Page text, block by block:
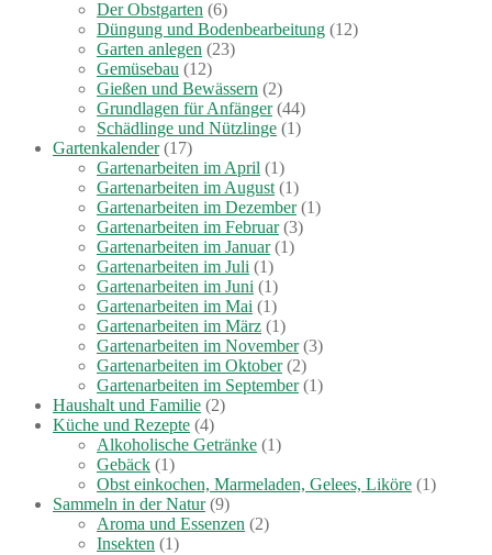
Der Obstgarten (6)
Düngung und Bodenbearbeitung (12)
Garten anlegen (23)
Gemüsebau (12)
Gießen und Bewässern (2)
Grundlagen für Anfänger(44)
Schädlinge und Nützlinge (1)
Gartenkalender(17)
Gartenarbeiten im April (1)
Gartenarbeiten im August (1)
Gartenarbeiten im Dezember(1)
Gartenarbeiten im Februar(3)
Gartenarbeiten im Januar(1)
Gartenarbeiten im Juli (1)
Gartenarbeiten im Juni (1)
Gartenarbeiten im Mai (1)
Gartenarbeiten im März (1)
Gartenarbeiten im November(3)
Gartenarbeiten im Oktober(2)
Gartenarbeiten im September(1)
Haushalt und Familie (2)
Küche und Rezepte (4)
Alkoholische Getränke (1)
Gebäck (1)
Obst einkochen, Marmeladen, Gelees, Liköre (1)
Sammeln in der Natur(9)
Aroma und Essenzen (2)
Insekten (1)